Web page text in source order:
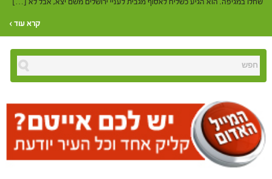
שחלו במגיפה. הוא הגיע כשליח לאסוף מגבית לעניי ירושלים משם יצא, אבל לא […]
קרא עוד ›